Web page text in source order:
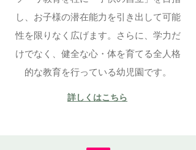
し、お子様の潜在能力を引き出して可能
性を限りなく広げます。さらに、学力だ
けでなく、健全な心・体を育てる全人格
的な教育を行っている幼児園です。
詳しくはこちら